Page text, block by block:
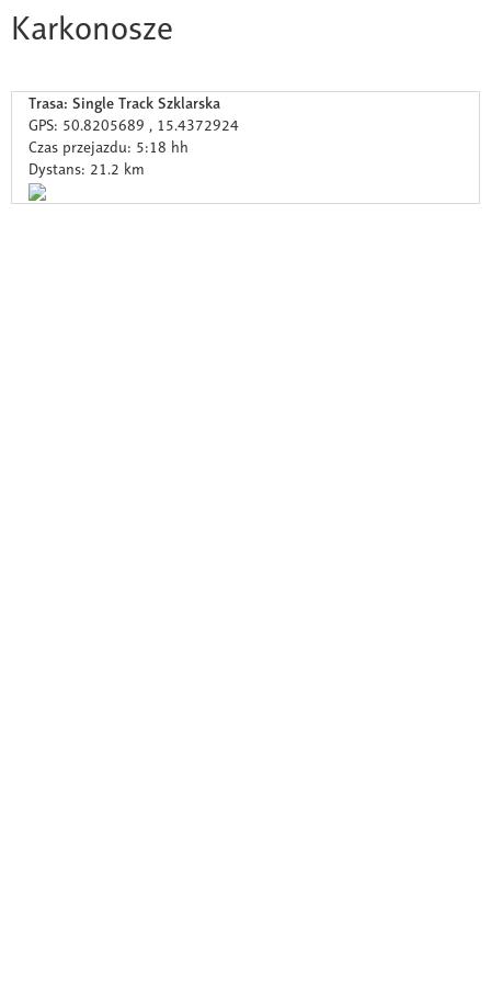
Karkonosze
Trasa: Single Track Szklarska
GPS: 50.8205689 , 15.4372924
Czas przejazdu: 5:18 hh
Dystans: 21.2 km